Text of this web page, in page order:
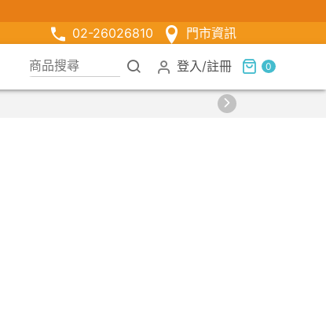
02-26026810
門市資訊
登入 /註冊 0